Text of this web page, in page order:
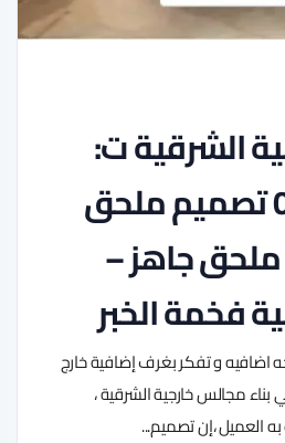
الشرقية ت:
0560229304 تصميم ملحق
ملحق جاهز –
فخمة الخبر
اضافيه و تفكر بغرف إضافية خارج
مجالس خارجية الشرقية ،
العميل ،إن تصميم...